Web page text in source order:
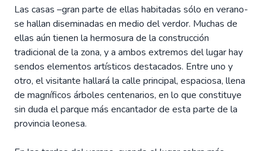
Las casas –gran parte de ellas habitadas sólo en verano-
se hallan diseminadas en medio del verdor. Muchas de
ellas aún tienen la hermosura de la construcción
tradicional de la zona, y a ambos extremos del lugar hay
sendos elementos artísticos destacados. Entre uno y
otro, el visitante hallará la calle principal, espaciosa, llena
de magníficos árboles centenarios, en lo que constituye
sin duda el parque más encantador de esta parte de la
provincia leonesa.